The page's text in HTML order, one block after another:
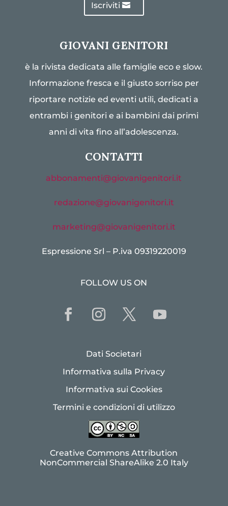
Iscriviti
GIOVANI GENITORI
è la rivista dedicata alle famiglie eco e slow.
Informazione fresca e il giusto sorriso per
riportare notizie ed eventi utili, dedicati a
entrambi i genitori e ai bambini dai primi
anni di vita fino all’adolescenza.
CONTATTI
abbonamenti@giovanigenitori.it
redazione@giovanigenitori.it
marketing@giovanigenitori.it
Espressione Srl – P.iva 09319220019
FOLLOW US ON
Dati Societari
Informativa sulla Privacy
Informativa sui Cookies
Termini e condizioni di utilizzo
Creative Commons Attribution
NonCommercial ShareAlike 2.0 Italy